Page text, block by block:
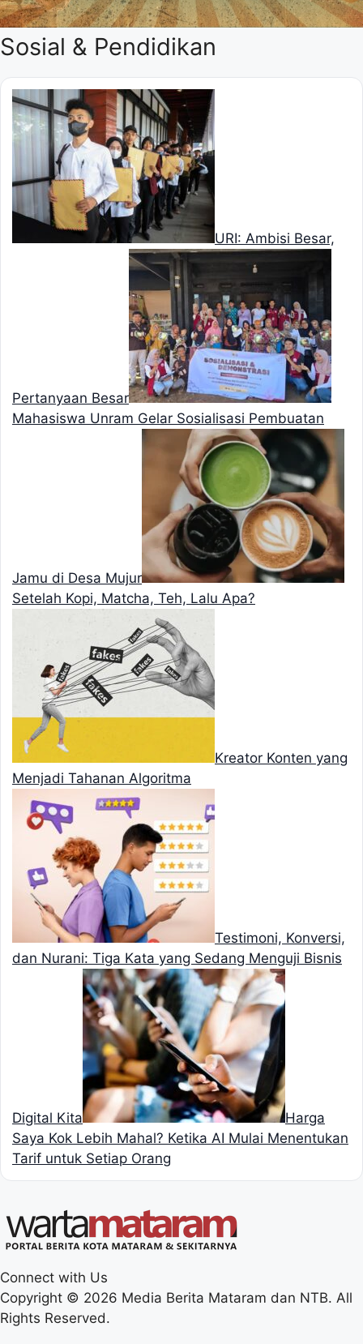
Sosial & Pendidikan
URI: Ambisi Besar,
Pertanyaan Besar
Mahasiswa Unram Gelar Sosialisasi Pembuatan
Jamu di Desa Mujur
Setelah Kopi, Matcha, Teh, Lalu Apa?
Kreator Konten yang
Menjadi Tahanan Algoritma
Testimoni, Konversi,
dan Nurani: Tiga Kata yang Sedang Menguji Bisnis
Digital Kita
Harga
Saya Kok Lebih Mahal? Ketika AI Mulai Menentukan
Tarif untuk Setiap Orang
Connect with Us
Copyright © 2026 Media Berita Mataram dan NTB. All
Rights Reserved.